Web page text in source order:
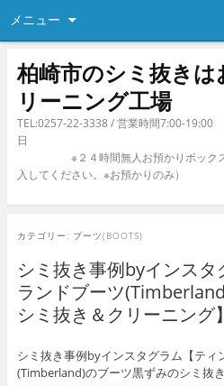
メニュー
柏崎市のシミ抜きは
リーニング工場
TEL:0257-22-3338 / 営業時間7:00-
※２４時間無人お預かりボックス有
入してください。※お預かりのみ）
カテゴリー: ブーツ(BOOTS)
シミ抜き事例byインス
ランドブーツ
シミ抜き＆クリーニング】
シミ抜き事例byインスタグラム【ティ
(Timberland)のブーツ黒ずみのシミ抜